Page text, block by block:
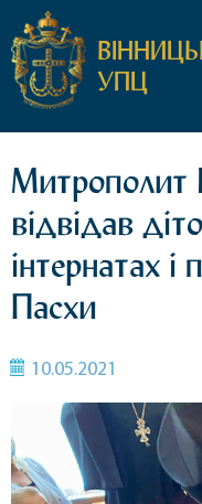
УПЦ
Митрополит
відвідав
інтернатах і
Пасхи
10.05.2021